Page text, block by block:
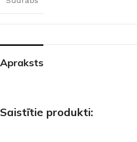
Apraksts
Saistītie produkti: